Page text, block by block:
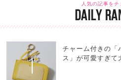
人気の記事をチ
DAILY
1
チャーム付きの「
ス」が可愛すぎて